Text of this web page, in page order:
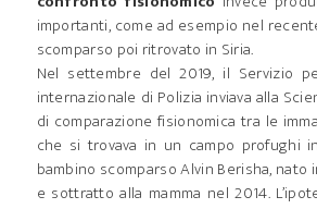
importanti, come ad esempio nel
scomparso poi ritrovato in Siria.
Nel settembre del 2019, il Servizio
internazionale di Polizia inviava alla
di comparazione fisionomica tra le
che si trovava in un campo profughi
bambino scomparso Alvin Berisha, nato
e sottratto alla mamma nel 2014.